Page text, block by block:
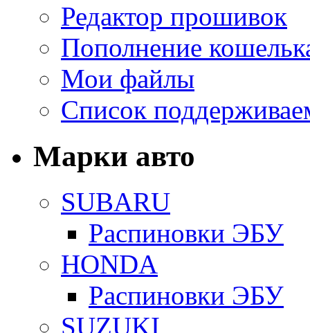
Редактор прошивок
Пополнение
Мои файлы
Список
Марки авто
SUBARU
Распиновки ЭБУ
HONDA
Распиновки ЭБУ
SUZUKI